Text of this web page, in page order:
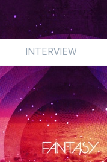
INTERVIEW